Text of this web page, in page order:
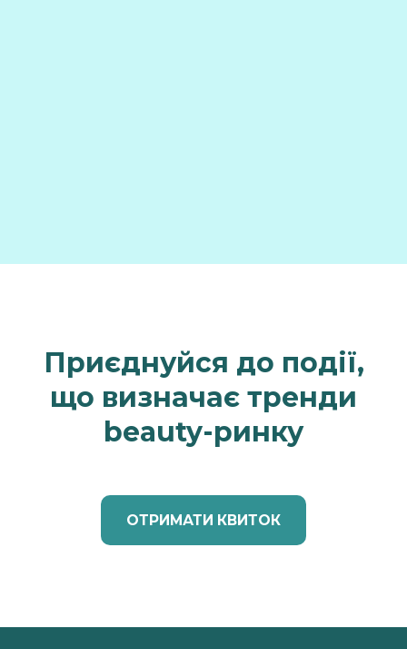
Приєднуйся до події,
що визначає тренди
beauty-ринку
ОТРИМАТИ КВИТОК